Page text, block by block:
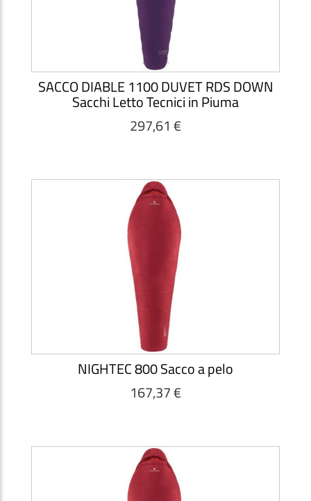
SACCO DIABLE 1100 DUVET RDS DOWN
Sacchi Letto Tecnici in Piuma
297,61 €
NIGHTEC 800 Sacco a pelo
167,37 €